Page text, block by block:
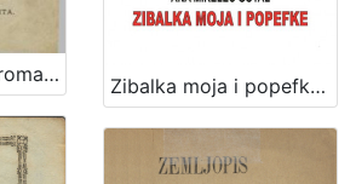
Zlatarovo zlato : roman iz prošlosti zagrebačke / napisao ga August Šenoa
Zibalka moja i popefke / Ana Mikelec Gotal